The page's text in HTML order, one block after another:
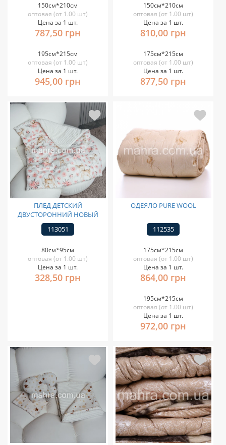
150см*210см
оптовая (от 1.00 шт)
Цена за 1 шт.
787,50 грн
195см*215см
оптовая (от 1.00 шт)
Цена за 1 шт.
945,00 грн
150см*210см
оптовая (от 1.00 шт)
Цена за 1 шт.
810,00 грн
175см*215см
оптовая (от 1.00 шт)
Цена за 1 шт.
877,50 грн
ПЛЕД ДЕТСКИЙ
ДВУСТОРОННИЙ НОВЫЙ
113051
80см*95см
оптовая (от 1.00 шт)
Цена за 1 шт.
328,50 грн
ОДЕЯЛО PURE WOOL
112535
175см*215см
оптовая (от 1.00 шт)
Цена за 1 шт.
864,00 грн
195см*215см
оптовая (от 1.00 шт)
Цена за 1 шт.
972,00 грн